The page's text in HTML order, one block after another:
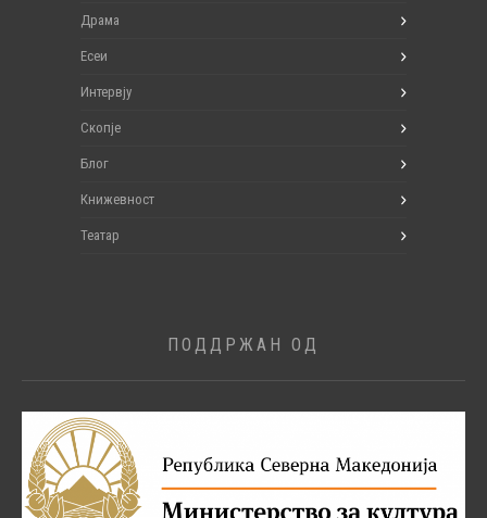
Драма
Есеи
Интервју
Скопје
Блог
Книжевност
Театар
ПОДДРЖАН ОД